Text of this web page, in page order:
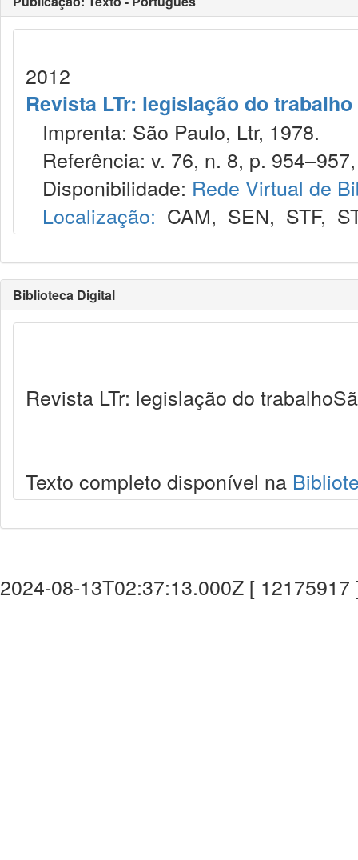
2012
Revista LTr: legislação do trabalho
Imprenta: São Paulo, Ltr, 1978.
Referência: v. 76, n. 8, p.
Disponibilidade: Rede Virtual de
Localização: CAM, SEN, STF,
Biblioteca Digital
Revista LTr: legislação do
Texto completo disponível na
2024-08-13T02:37:13.000Z [ 12175917